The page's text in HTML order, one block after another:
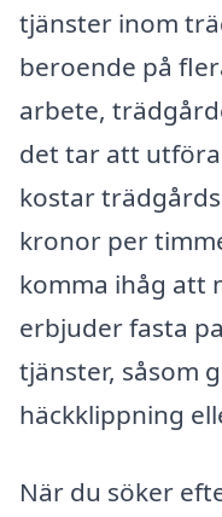
tjänster inom
beroende på
arbete,
det tar att
kostar
kronor per
komma ihåg att
erbjuder fasta
tjänster, såsom
häckklippning
När du söker